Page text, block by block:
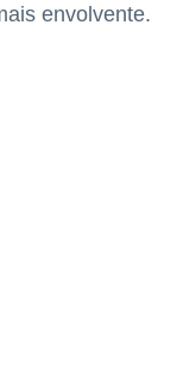
envolvente.